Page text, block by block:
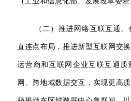
（二）推进网络互联互通
直连点布局，推进新型互联网交
运营商和互联网企业互联互通质
网、跨地域数据交互，实现更高